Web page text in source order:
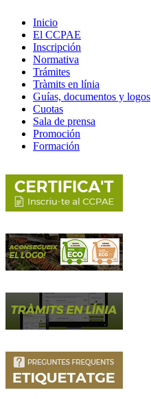
Inicio
El CCPAE
Inscripción
Normativa
Trámites
Tràmits en línia
Guías, documentos y logos
Cuotas
Sala de prensa
Promoción
Formación